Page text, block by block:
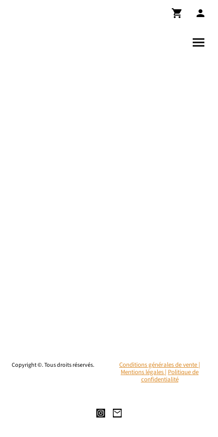
Copyright ©. Tous droits réservés.
Conditions générales de vente |
Mentions légales | Politique de
confidentialité